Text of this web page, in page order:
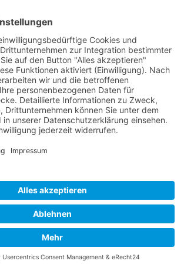
https://
bau.de/
für Bewerbungen Nadine Danders
09131/1203151
ausbildung@mauss-
Organisator: Landkreis Forchheim |
SchuleWirtschaft Forchheim
Datenschutz·